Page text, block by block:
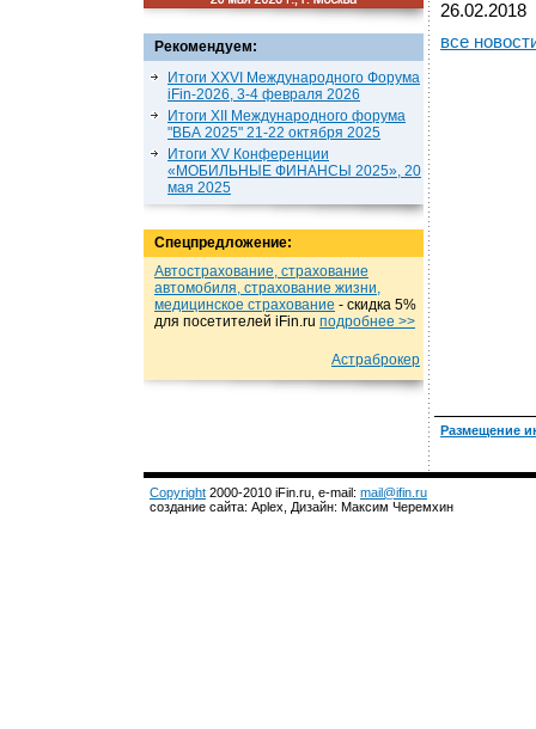
Рекомендуем:
Итоги XXVI Международного Форума
iFin-2026, 3-4 февраля 2026
Итоги XII Международного форума
"ВБА 2025" 21-22 октября 2025
Итоги XV Конференции
«МОБИЛЬНЫЕ ФИНАНСЫ 2025», 20
мая 2025
Спецпредложение:
Автострахование, страхование
автомобиля, страхование жизни,
медицинское страхование - cкидка 5%
для посетителей iFin.ru подробнеe >>
Астраброкер
26.02.2018
все
Размещение
Copyright 2000-2010 iFin.ru, e-mail: mail@ifin.ru
создание сайта: Aplex, Дизайн: Максим Черемхин